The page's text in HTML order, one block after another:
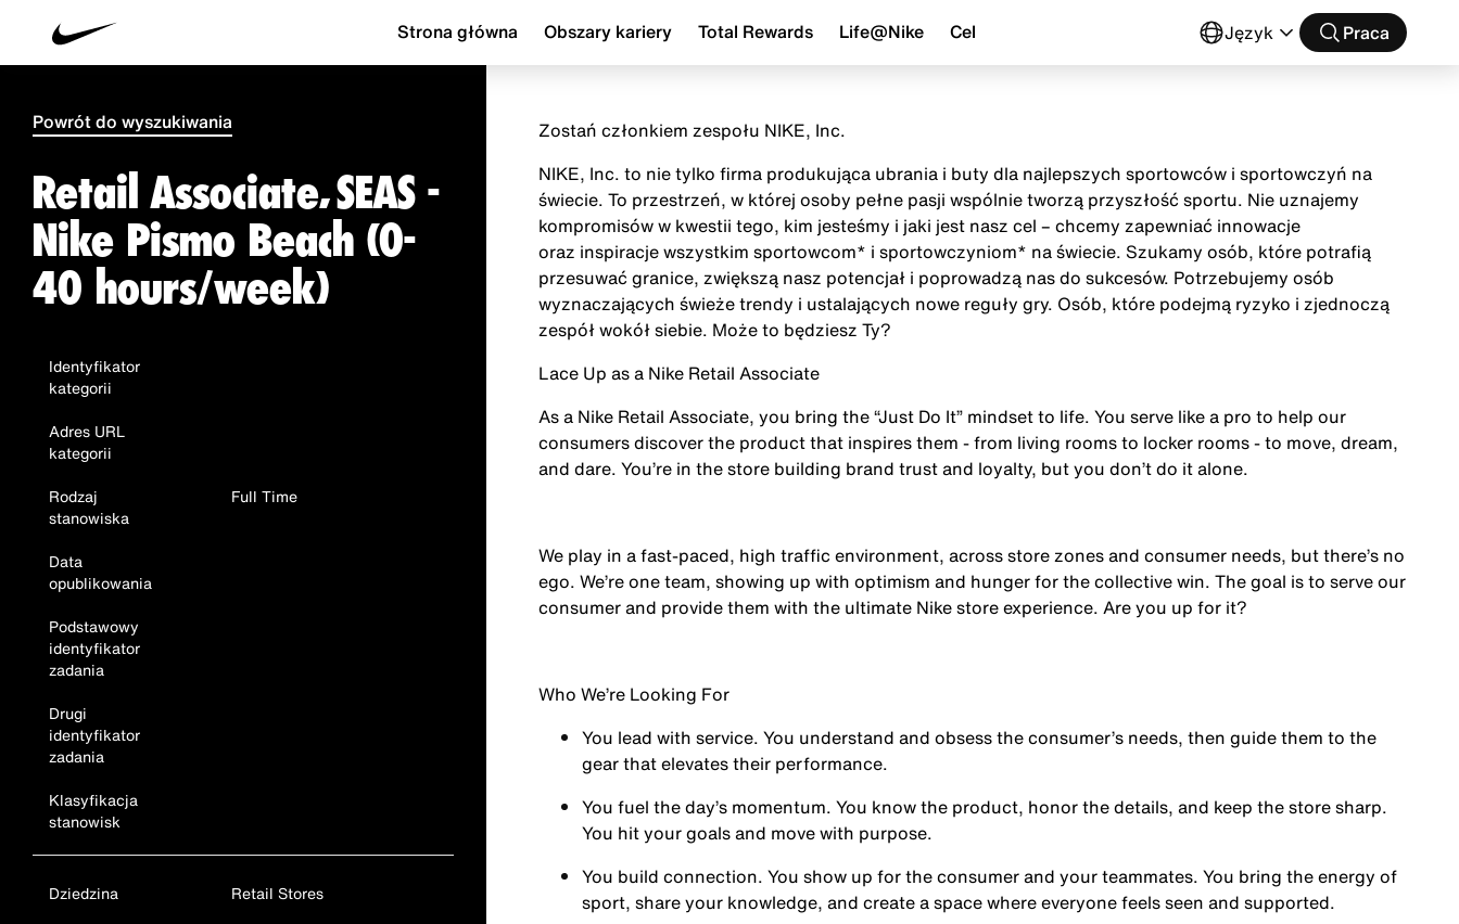
Strona główna Obszary kariery Total Rewards Life@Nike Cel Język Praca
Powrót do wyszukiwania
Retail Associate, SEAS -
Nike Pismo Beach (0-
40 hours/week)
Identyfikator
kategorii
Adres URL
kategorii
Rodzaj
stanowiska
Full Time
Data
opublikowania
Podstawowy
identyfikator
zadania
Drugi
identyfikator
zadania
Klasyfikacja
stanowisk
Dziedzina
Retail Stores
Zostań członkiem zespołu NIKE, Inc.
NIKE, Inc. to nie tylko firma produkująca ubrania i buty dla najlepszych sportowców i sportowczyń na
świecie. To przestrzeń, w której osoby pełne pasji wspólnie tworzą przyszłość sportu. Nie uznajemy
kompromisów w kwestii tego, kim jesteśmy i jaki jest nasz cel – chcemy zapewniać innowacje
oraz inspiracje wszystkim sportowcom* i sportowczyniom* na świecie. Szukamy osób, które potrafią
przesuwać granice, zwiększą nasz potencjał i poprowadzą nas do sukcesów. Potrzebujemy osób
wyznaczających świeże trendy i ustalających nowe reguły gry. Osób, które podejmą ryzyko i zjednoczą
zespół wokół siebie. Może to będziesz Ty?
Lace Up as a Nike Retail Associate
As a Nike Retail Associate, you bring the “Just Do It” mindset to life. You serve like a pro to help our
consumers discover the product that inspires them - from living rooms to locker rooms - to move, dream,
and dare. You’re in the store building brand trust and loyalty, but you don’t do it alone.
We play in a fast-paced, high traffic environment, across store zones and consumer needs, but there’s no
ego. We’re one team, showing up with optimism and hunger for the collective win. The goal is to serve our
consumer and provide them with the ultimate Nike store experience. Are you up for it?
Who We’re Looking For
You lead with service. You understand and obsess the consumer’s needs, then guide them to the
gear that elevates their performance.
You fuel the day’s momentum. You know the product, honor the details, and keep the store sharp.
You hit your goals and move with purpose.
You build connection. You show up for the consumer and your teammates. You bring the energy of
sport, share your knowledge, and create a space where everyone feels seen and supported.